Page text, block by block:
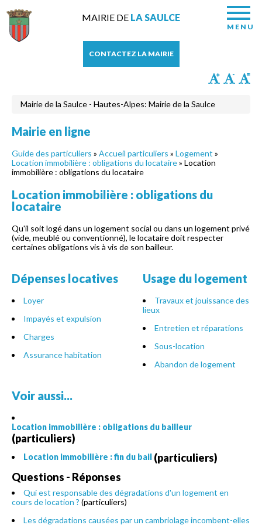
MAIRIE DE LA SAULCE
MENU
CONTACTEZ LA MAIRIE
Mairie de la Saulce - Hautes-Alpes: Mairie de la Saulce
Mairie en ligne
Guide des particuliers » Accueil particuliers » Logement »
Location immobilière : obligations du locataire» Location
immobilière : obligations du locataire
Location immobilière : obligations du
locataire
Qu'il soit logé dans un logement social ou dans un logement privé
(vide, meublé ou conventionné), le locataire doit respecter
certaines obligations vis à vis de son bailleur.
Dépenses locatives
Loyer
Impayés et expulsion
Charges
Assurance habitation
Usage du logement
Travaux et jouissance des
lieux
Entretien et réparations
Sous-location
Abandon de logement
Voir aussi...
Location immobilière : obligations du bailleur
(particuliers)
Location immobilière : fin du bail (particuliers)
Questions - Réponses
Qui est responsable des dégradations d'un logement en
cours de location ? (particuliers)
Les dégradations causées par un cambriolage incombent-elles